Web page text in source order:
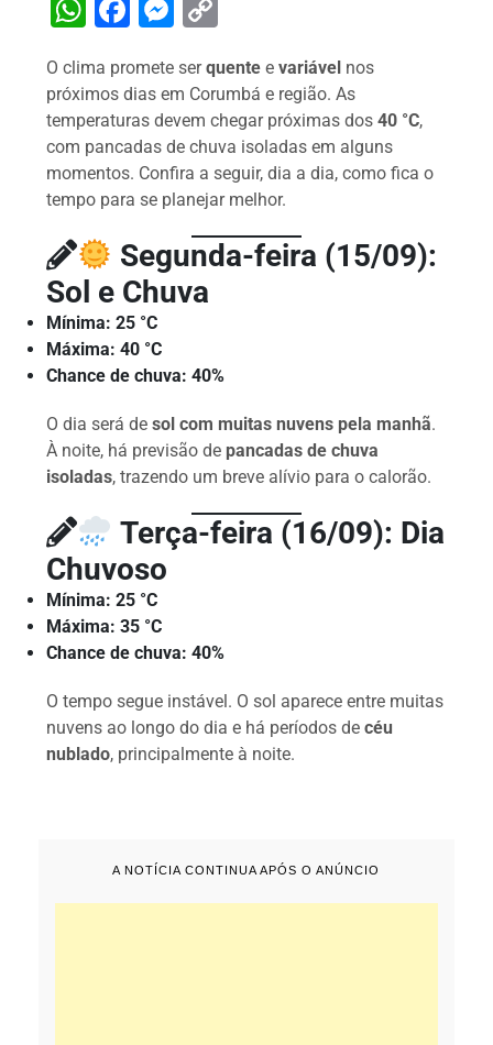
W
at
s
A
p
p
F
c
e
b
o
k
M
s
s
e
n
er
p
y
Li
n
O clima promete serquente evariável nos
próximos dias em Corumbá e região. As
temperaturas devem chegar próximas dos40 °C,
com pancadas de chuva isoladas em alguns
momentos. Confira a seguir, dia a dia, como fica o
tempo para se planejar melhor.
Segunda-feira (15/09):
Sol e Chuva
Mínima: 25 °C
Máxima: 40 °C
Chance de chuva: 40%
O dia será desol com muitas nuvens pela manhã.
À noite, há previsão de pancadas de chuva
isoladas, trazendo um breve alívio para o calorão.
Terça-feira (16/09): Dia
Chuvoso
Mínima: 25 °C
Máxima: 35 °C
Chance de chuva: 40%
O tempo segue instável. O sol aparece entre muitas
nuvens ao longo do dia e há períodos decéu
nublado, principalmente à noite.
A NOTÍCIA CONTINUA APÓS O ANÚNCIO